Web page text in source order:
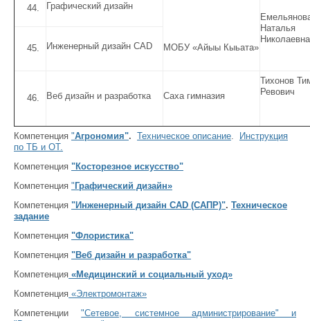
Графический дизайн
МОБУ «Айыы Кыьата»
Наталья
Николаевна
Инженерный дизайн CAD
Веб дизайн и разработка Саха гимназия
Тихонов
Ревович
Компетенция "Агрономия". Техническое описание.
Инструкция
по ТБ и ОТ.
Компетенция "Косторезное искусство"
Компетенция " Графический дизайн»
Компетенция "Инженерный дизайн CAD (САПР)". Техническое
задание
Компетенция "Флористика"
Компетенция "Веб дизайн и разработка"
Компетенция «Медицинский и социальный уход»
Компетенция «Электромонтаж»
Компетенции"Сетевое, системное администрирование" и